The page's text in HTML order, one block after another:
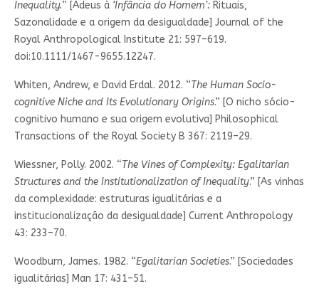
Inequality.” [Adeus à ‘Infância do Homem’:Rituais,
Sazonalidade e a origem da desigualdade] Journal of the
Royal Anthropological Institute 21: 597–619.
doi:10.1111/1467-9655.12247.
Whiten, Andrew, e David Erdal. 2012. “The Human Socio-
cognitive Niche and Its Evolutionary Origins.” [O nicho sócio-
cognitivo humano e sua origem evolutiva] Philosophical
Transactions of the Royal Society B 367: 2119–29.
Wiessner, Polly. 2002. “The Vines of Complexity: Egalitarian
Structures and the Institutionalization of Inequality.” [As vinhas
da complexidade: estruturas igualitárias e a
institucionalização da desigualdade] Current Anthropology
43: 233–70.
Woodburn, James. 1982. “Egalitarian Societies.” [Sociedades
igualitárias] Man 17: 431–51.